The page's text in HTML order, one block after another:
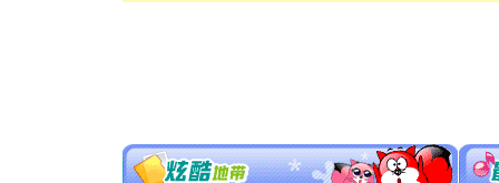
卖了。水
你太多，
要平安